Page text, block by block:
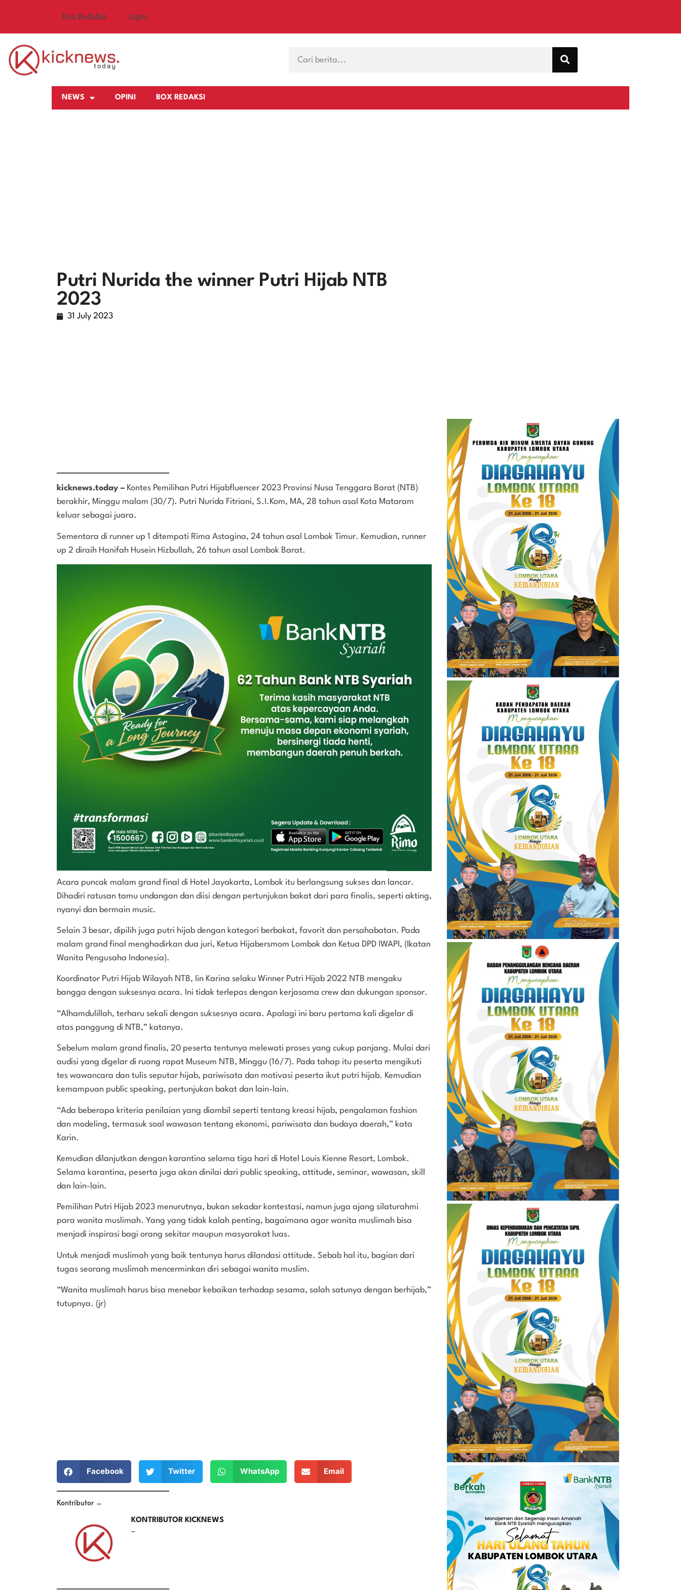
Box Redaksi Login
NEWS OPINI BOX REDAKSI
Putri Nurida the winner Putri Hijab NTB
2023
31 July 2023
kicknews.today – Kontes Pemilihan Putri Hijabfluencer 2023 Provinsi Nusa Tenggara Barat (NTB)
berakhir, Minggu malam (30/7). Putri Nurida Fitriani, S.I.Kom, MA, 28 tahun asal Kota Mataram
keluar sebagai juara.
Sementara di runner up 1 ditempati Rima Astagina, 24 tahun asal Lombok Timur. Kemudian, runner
up 2 diraih Hanifah Husein Hizbullah, 26 tahun asal Lombok Barat.
Acara puncak malam grand final di Hotel Jayakarta, Lombok itu berlangsung sukses dan lancar.
Dihadiri ratusan tamu undangan dan diisi dengan pertunjukan bakat dari para finalis, seperti akting,
nyanyi dan bermain music.
Selain 3 besar, dipilih juga putri hijab dengan kategori berbakat, favorit dan persahabatan. Pada
malam grand final menghadirkan dua juri, Ketua Hijabersmom Lombok dan Ketua DPD IWAPI, (Ikatan
Wanita Pengusaha Indonesia).
Koordinator Putri Hijab Wilayah NTB, Iin Karina selaku Winner Putri Hijab 2022 NTB mengaku
bangga dengan suksesnya acara. Ini tidak terlepas dengan kerjasama crew dan dukungan sponsor.
“Alhamdulillah, terharu sekali dengan suksesnya acara. Apalagi ini baru pertama kali digelar di
atas panggung di NTB,” katanya.
Sebelum malam grand finalis, 20 peserta tentunya melewati proses yang cukup panjang. Mulai dari
audisi yang digelar di ruang rapat Museum NTB, Minggu (16/7). Pada tahap itu peserta mengikuti
tes wawancara dan tulis seputar hijab, pariwisata dan motivasi peserta ikut putri hijab. Kemudian
kemampuan public speaking, pertunjukan bakat dan lain-lain.
“Ada beberapa kriteria penilaian yang diambil seperti tentang kreasi hijab, pengalaman fashion
dan modeling, termasuk soal wawasan tentang ekonomi, pariwisata dan budaya daerah,” kata
Karin.
Kemudian dilanjutkan dengan karantina selama tiga hari di Hotel Louis Kienne Resort, Lombok.
Selama karantina, peserta juga akan dinilai dari public speaking, attitude, seminar, wawasan, skill
dan lain-lain.
Pemilihan Putri Hijab 2023 menurutnya, bukan sekadar kontestasi, namun juga ajang silaturahmi
para wanita muslimah. Yang yang tidak kalah penting, bagaimana agar wanita muslimah bisa
menjadi inspirasi bagi orang sekitar maupun masyarakat luas.
Untuk menjadi muslimah yang baik tentunya harus dilandasi attitude. Sebab hal itu, bagian dari
tugas seorang muslimah mencerminkan diri sebagai wanita muslim.
“Wanita muslimah harus bisa menebar kebaikan terhadap sesama, salah satunya dengan berhijab,”
tutupnya. (jr)
Facebook Twitter WhatsApp Email
Kontributor →
KONTRIBUTOR KICKNEWS
–